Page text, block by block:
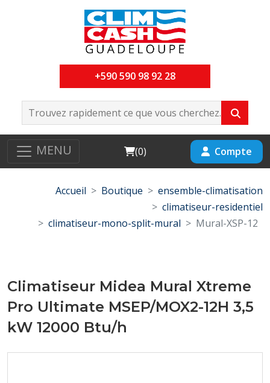
+590 590 98 92 28
MENU Cart
(0) Compte
Accueil Boutique
ensemble-climatisation
climatiseur-residentiel
climatiseur-mono-split-mural
Mural-XSP-12
Climatiseur Midea Mural Xtreme
Pro Ultimate MSEP/MOX2-12H 3,5
kW 12000 Btu/h